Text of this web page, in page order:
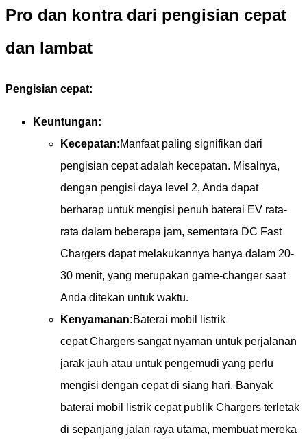
Pro dan kontra dari pengisian cepat
dan lambat
Pengisian cepat:
Keuntungan:
Kecepatan:Manfaat paling signifikan dari
pengisian cepat adalah kecepatan. Misalnya,
dengan pengisi daya level 2, Anda dapat
berharap untuk mengisi penuh baterai EV rata-
rata dalam beberapa jam, sementara DC Fast
Chargers dapat melakukannya hanya dalam 20-
30 menit, yang merupakan game-changer saat
Anda ditekan untuk waktu.
Kenyamanan:Baterai mobil listrik
cepat Chargers sangat nyaman untuk perjalanan
jarak jauh atau untuk pengemudi yang perlu
mengisi dengan cepat di siang hari. Banyak
baterai mobil listrik cepat publik Chargers terletak
di sepanjang jalan raya utama, membuat mereka